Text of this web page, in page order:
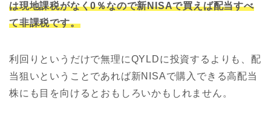
は現地課税がなく0％なので新NISAで買えば配当すべ
て非課税です。
利回りというだけで無理にQYLDに投資するよりも、配
当狙いということであれば新NISAで購入できる高配当
株にも目を向けるとおもしろいかもしれません。